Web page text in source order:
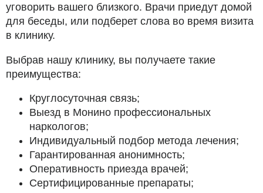
уговорить вашего близкого. Врачи приедут домой
для беседы, или подберет слова во время визита
в клинику.
Выбрав нашу клинику, вы получаете такие
преимущества:
Круглосуточная связь;
Выезд в Монино профессиональных
наркологов;
Индивидуальный подбор метода лечения;
Гарантированная анонимность;
Оперативность приезда врачей;
Сертифицированные препараты;